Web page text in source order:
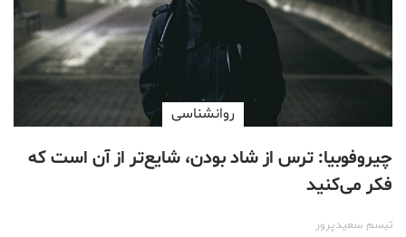
روانشناسی
چیروفوبیا: ترس از شاد بودن، شایع‌تر از آن است که
فکر می‌کنید
تبسم سعیدپرور